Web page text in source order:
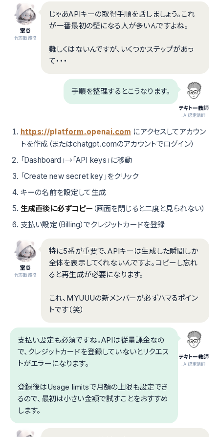
室谷
代表取締役
じゃあAPIキーの取得手順を話しましょう。これ
が一番最初の壁になる人が多いんですよね。
難しくはないんですが、いくつかステップがあっ
て・・・
テキトー教師
.AI認定講師
手順を整理するとこうなります。
https://platform.openai.com にアクセスしてアカウン
トを作成（またはchatgpt.comのアカウントでログイン）
「Dashboard」→「API keys」に移動
「Create new secret key」をクリック
キーの名前を設定して生成
生成直後に必ずコピー （画面を閉じると二度と見られない）
支払い設定（Billing）でクレジットカードを登録
室谷
代表取締役
特に5番が重要で、APIキーは生成した瞬間しか
全体を表示してくれないんですよ。コピーし忘れ
ると再生成が必要になります。
これ、MYUUUの新メンバーが必ずハマるポイン
トです（笑）
テキトー教師
.AI認定講師
支払い設定も必須ですね。APIは従量課金なの
で、クレジットカードを登録していないとリクエス
トがエラーになります。
登録後はUsage limitsで月額の上限も設定でき
るので、最初は小さい金額で試すことをおすすめ
します。